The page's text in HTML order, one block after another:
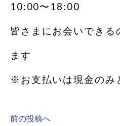
10:00〜18:00
皆さまにお会いできる
ます
※お支払いは現金のみ
前の投稿へ